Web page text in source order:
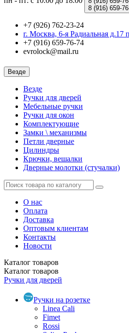
8 (916) 659-
+7 (926) 762-23-24
г. Москва, 6-я Радиальная д.17
+7 (916) 659-76-74
evrolock@mail.ru
Везде
Везде
Ручки для дверей
Мебельные ручки
Ручки для окон
Комплектующие
Замки \ механизмы
Петли дверные
Цилиндры
Крючки, вешалки
Дверные молотки (стучалки)
О нас
Оплата
Доставка
Оптовым клиентам
Контакты
Новости
Каталог товаров
Каталог товаров
Ручки для дверей
Ручки на розетке
Linea Cali
Fimet
Rossi